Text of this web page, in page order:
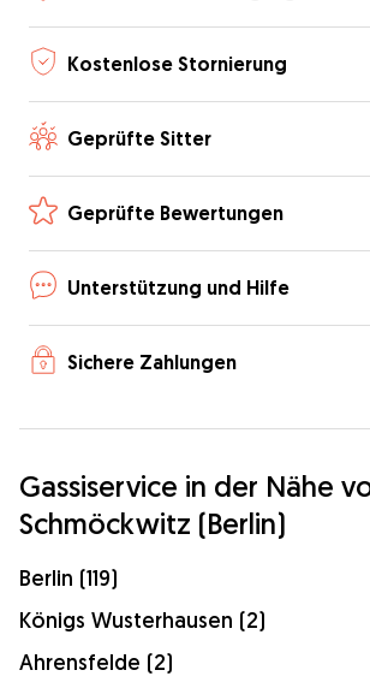
Kostenlose Stornierung
Geprüfte Sitter
Geprüfte Bewertungen
Unterstützung und Hilfe
Sichere Zahlungen
Gassiservice in der Nähe
Schmöckwitz (Berlin)
Berlin (119)
Königs Wusterhausen (2)
Ahrensfelde (2)